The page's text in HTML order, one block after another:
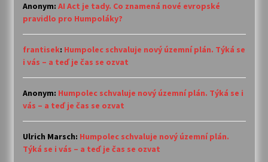
Anonym: AI Act je tady. Co znamená nové evropské
pravidlo pro Humpoláky?
frantisek: Humpolec schvaluje nový územní plán. Týká se
i vás – a teď je čas se ozvat
Anonym: Humpolec schvaluje nový územní plán. Týká se i
vás – a teď je čas se ozvat
Ulrich Marsch: Humpolec schvaluje nový územní plán.
Týká se i vás – a teď je čas se ozvat